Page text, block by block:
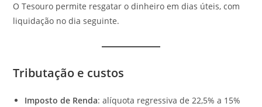
O Tesouro permite resgatar o dinheiro em dias úteis, com
liquidação no dia seguinte.
Tributação e custos
Imposto de Renda: alíquota regressiva de 22,5% a 15%